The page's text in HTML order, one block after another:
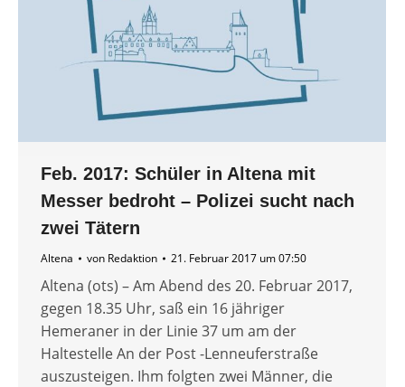
Feb. 2017: Schüler in Altena mit
Messer bedroht – Polizei sucht nach
zwei Tätern
Altena von Redaktion 21. Februar 2017 um 07:50
Altena (ots) – Am Abend des 20. Februar 2017,
gegen 18.35 Uhr, saß ein 16 jähriger
Hemeraner in der Linie 37 um am der
Haltestelle An der Post -Lenneuferstraße
auszusteigen. Ihm folgten zwei Männer, die